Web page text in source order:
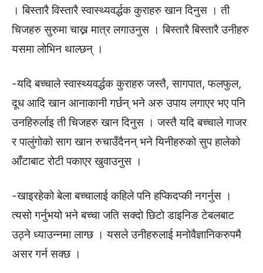
। बिस्तारै विस्तारै स्वास्थ्यवर्द्धक कुराहरु खान दिनुस । ती
चिजहरु सुरुमा चाख्न मात्र लगाउनुस । बिस्तारै बिस्तारै उनीहरु
यसमा लोभिन थाल्छन् ।
-यदि बच्चाले स्वास्थ्यवर्द्धक कुराहरु जस्तै, सागपात, फलफुल,
दूध आदि खान आनाकानी गर्छन् भने अरु उपाय लगाएर भए पनि
उनहिरुर्लाइ ती चिजहरु खान दिनुस । जस्तै यदि बच्चाले गाजर
र पालुंगोको साग खान रुचाउँदैनन् भने यिनीहरुको सुप हालेको
आँटाबाट रोटी पकाएर खुवाउनुस ।
-खाइरहेको बेला बच्चालाई कहिले पनि हप्किदप्की नगर्नुस ।
त्यसो गर्नुभयो भने बच्चा जति सक्दो छिटो डाइनिङ टेबलबाट
उठ्ने ध्याउन्नमा लाग्छ । यसले उनीहरुलाई मनोवैज्ञानिकरुपमै
असर गर्न सक्छ ।